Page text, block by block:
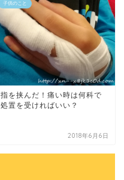
子供のこと
指を挟んだ！痛い時は何科で
処置を受ければいい？
2018年6月6日